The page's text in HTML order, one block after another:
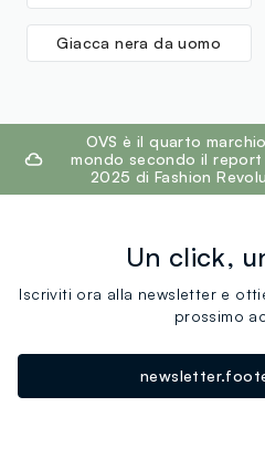
Giacca nera da uomo
footer.ariatitleOVS è il quarto
mondo secondo il report
2025 di Fashion
Un click,
Iscriviti ora alla newsletter e
prossimo